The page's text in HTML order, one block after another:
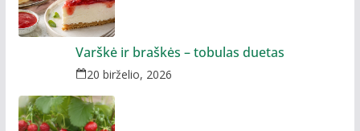
Varškė ir braškės – tobulas duetas
20 birželio, 2026